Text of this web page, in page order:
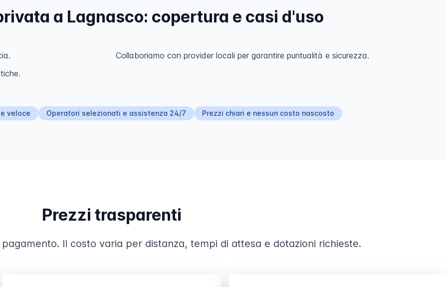
a Lagnasco: copertura e casi d'uso
Collaboriamo con provider locali per garantire puntualità e sicurezza.
veloce Operatori selezionati e assistenza 24/7 Prezzi chiari e nessun costo nascosto
Prezzi trasparenti
Il costo varia per distanza, tempi di attesa e dotazioni richieste.